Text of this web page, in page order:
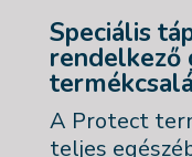
Speciális
rendelkező
A Protect
teljes